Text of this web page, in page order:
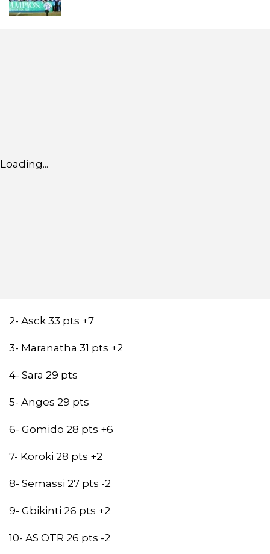
Loading...
2- Asck 33 pts +7
3- Maranatha 31 pts +2
4- Sara 29 pts
5- Anges 29 pts
6- Gomido 28 pts +6
7- Koroki 28 pts +2
8- Semassi 27 pts -2
9- Gbikinti 26 pts +2
10- AS OTR 26 pts -2